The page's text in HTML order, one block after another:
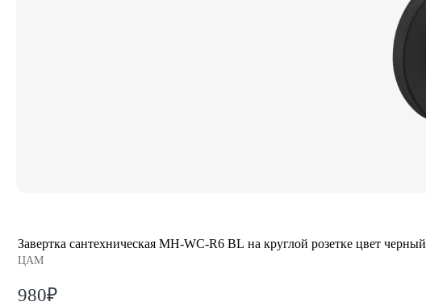
Завертка сантехническая MH-WC-R6 BL на круглой розетке цвет черный
ЦАМ
980₽